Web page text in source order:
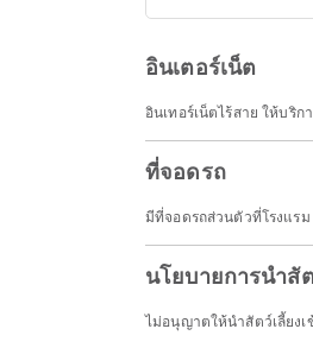
อินเตอร์เน็ต
อินเทอร์เน็ตไร้สาย ให้บริ
ที่จอดรถ
มีที่จอดรถส่วนตัวที่โรงแรม
นโยบายการนำสั
ไม่อนุญาตให้นำสัตว์เลี้ยงเ